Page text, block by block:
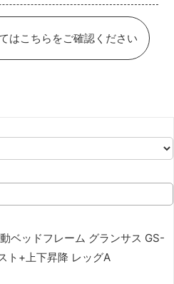
はこちらをご確認ください
ベッドフレーム グランサス GS-
ト+上下昇降 レッグA